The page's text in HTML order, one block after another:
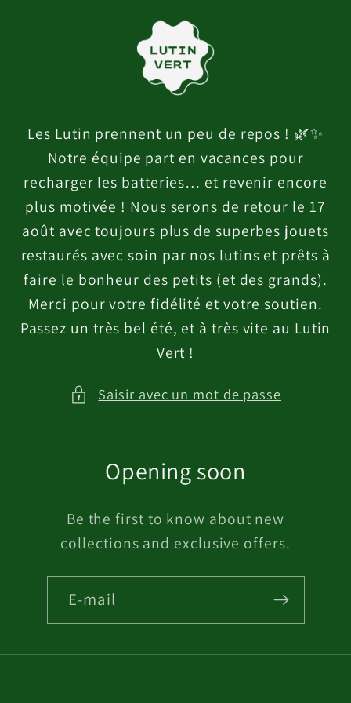
Les Lutin prennent un peu de repos ! 🌿✨
Notre équipe part en vacances pour
recharger les batteries… et revenir encore
plus motivée ! Nous serons de retour le 17
août avec toujours plus de superbes jouets
restaurés avec soin par nos lutins et prêts à
faire le bonheur des petits (et des grands).
Merci pour votre fidélité et votre soutien.
Passez un très bel été, et à très vite au Lutin
Vert !
Saisir avec un mot de passe
Opening soon
Be the first to know about new
collections and exclusive offers.
E-mail